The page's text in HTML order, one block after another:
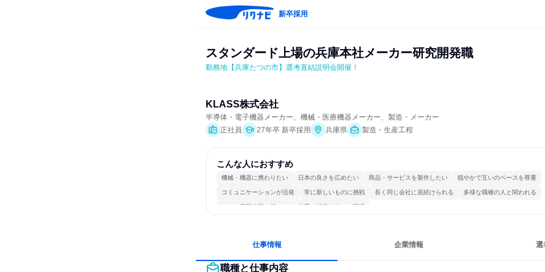
新卒採用
スタンダード上場の兵庫本社メーカー研究開発職
勤務地【兵庫たつの市】選考直結説明会開催！
KLASS株式会社
半導体・電子機器メーカー、機械・医療機器メーカー、製造・メーカー
正社員
27年卒 新卒採用 兵庫県 製造・生産工程
こんな人におすすめ
機械・機器に携わりたい 日本の良さを広めたい 商品・サービスを製作したい 穏やかで互いのペースを尊重
コミュニケーションが活発 常に新しいものに挑戦 長く同じ会社に居続けられる 多様な職種の人と関われる
一つの専門分野を極める 若手が裁量を持てる環境
仕事情報 企業情報 選
職種と仕事内容